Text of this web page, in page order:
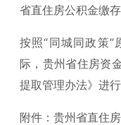
省直住房公积金缴存
按照“同城同政策
际，贵州省住房资
提取管理办法》进
附件：贵州省直住